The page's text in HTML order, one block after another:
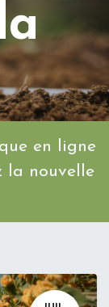
en ligne
la nouvelle